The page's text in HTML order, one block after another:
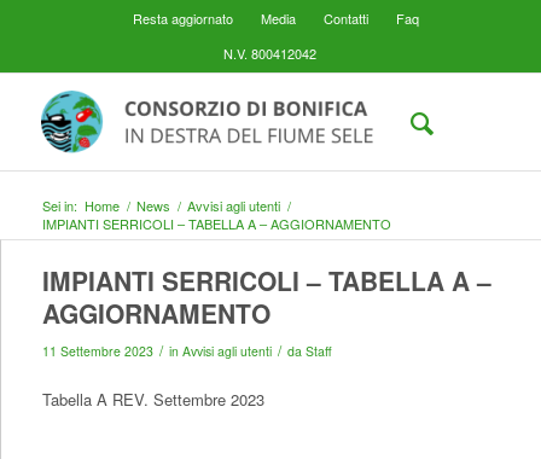
Resta aggiornato Media Contatti
Faq
N.V. 800412042
Sei in: Home / News / Avvisi agli utenti /
IMPIANTI SERRICOLI – TABELLA A – AGGIORNAMENTO
IMPIANTI SERRICOLI – TABELLA A –
AGGIORNAMENTO
11 Settembre 2023 / in Avvisi agli utenti / da Staff
Tabella A REV. Settembre 2023